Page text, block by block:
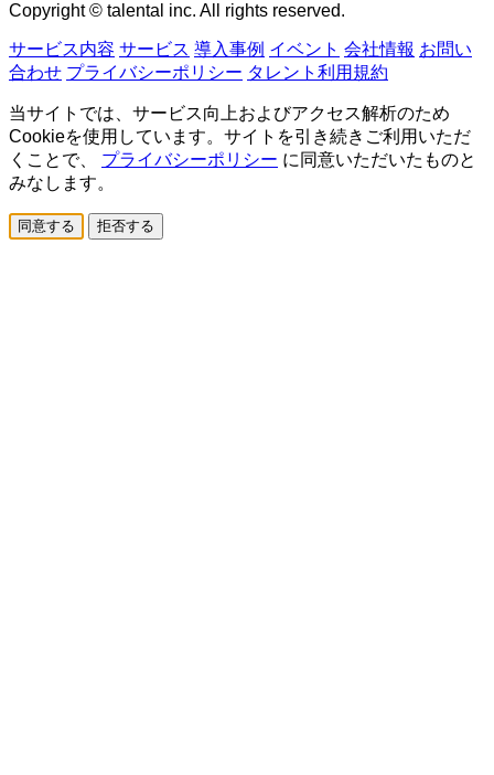
Copyright © talental inc. All rights reserved.
サービス内容 サービス 導入事例 イベント 会社情報 お問い
合わせ プライバシーポリシー タレント利用規約
当サイトでは、サービス向上およびアクセス解析のため
Cookieを使用しています。サイトを引き続きご利用いただ
くことで、 プライバシーポリシー に同意いただいたものと
みなします。
同意する 拒否する